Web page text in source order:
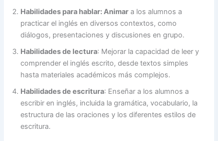
Habilidades para hablar: Animar a los alumnos a
practicar el inglés en diversos contextos, como
diálogos, presentaciones y discusiones en grupo.
Habilidades de lectura: Mejorar la capacidad de leer y
comprender el inglés escrito, desde textos simples
hasta materiales académicos más complejos.
Habilidades de escritura: Enseñar a los alumnos a
escribir en inglés, incluida la gramática, vocabulario, la
estructura de las oraciones y los diferentes estilos de
escritura.